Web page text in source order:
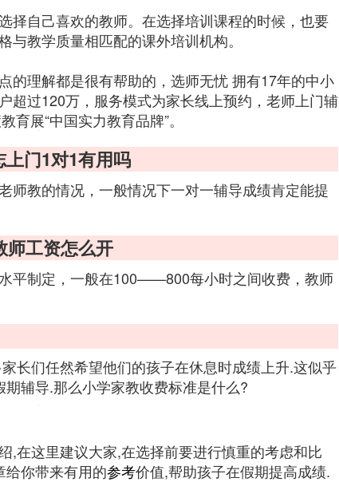
择自己喜欢的教师。在选择培训课程的时候，也要
教学质量相匹配的课外培训机构。
的理解都是很有帮助的，选师无忧 拥有17年的中小
超过120万，服务模式为家长线上预约，老师上门辅
展“中国实力教育品牌”。
门1对1有用吗
师教的情况，一般情况下一对一辅导成绩肯定能提
工资怎么开
平制定，一般在100——800每小时之间收费，教师
长们任然希望他们的孩子在休息时成绩上升.这似乎
辅导.那么小学家教收费标准是什么?
,在这里建议大家,在选择前要进行慎重的考虑和比
你带来有用的参考价值,帮助孩子在假期提高成绩.